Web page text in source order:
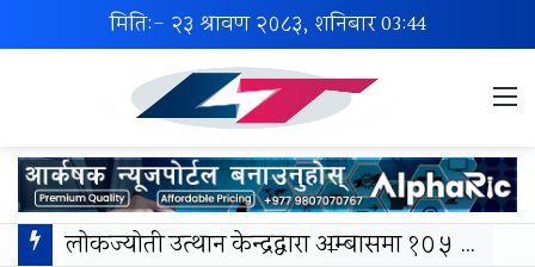
मिति:- २३ श्रावण २०८३, शनिबार03:44
लोकज्योती उत्थान केन्द्रद्वारा अम्बासमा १०५ विपन्न विद्यार्थीलाई शैक्षिक तथा खेलकुद सामग्री वितरण